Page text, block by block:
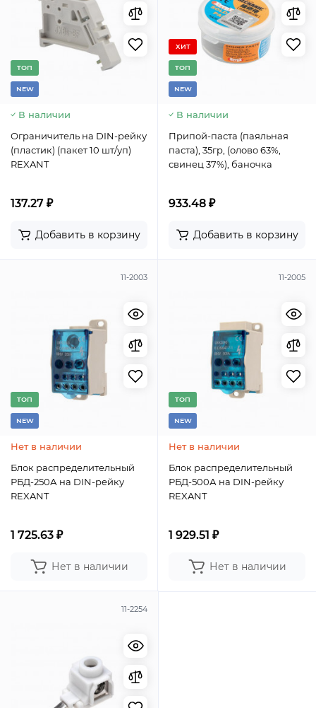
TОП
NEW
В наличии
Ограничитель на DIN-рейку
(пластик) (пакет 10 шт/уп)
REXANT
137.27 ₽
Добавить в корзину
ХИТ
TОП
NEW
В наличии
Припой-паста (паяльная
паста), 35гр, (олово 63%,
свинец 37%), баночка
933.48 ₽
Добавить в корзину
11-2003
TОП
NEW
Нет в наличии
Блок распределительный
РБД-250А на DIN-рейку
REXANT
1 725.63 ₽
Нет в наличии
11-2005
TОП
NEW
Нет в наличии
Блок распределительный
РБД-500А на DIN-рейку
REXANT
1 929.51 ₽
Нет в наличии
11-2254